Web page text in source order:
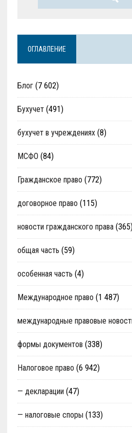
ОГЛАВЛЕНИЕ
Блог(7 602)
Бухучет(491)
бухучет в учреждениях(8)
МСФО (84)
Гражданское право (772)
договорное право (115)
новости гражданского права(365)
общая часть (59)
особенная часть (4)
Международное право (1 487)
международные правовые
формы документов (338)
Налоговое право (6 942)
— декларации (47)
— налоговые споры (133)